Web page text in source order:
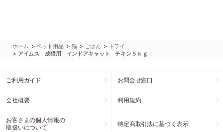
ホーム >ペット用品 > 猫 > ごはん > ドライ
> アイムス 成猫用 インドアキャット チキン５ｋｇ
ご利用ガイド お問合せ窓口
会社概要 利用規約
お客さまの個人情報の
取扱いについて
特定商取引法に基づく表示